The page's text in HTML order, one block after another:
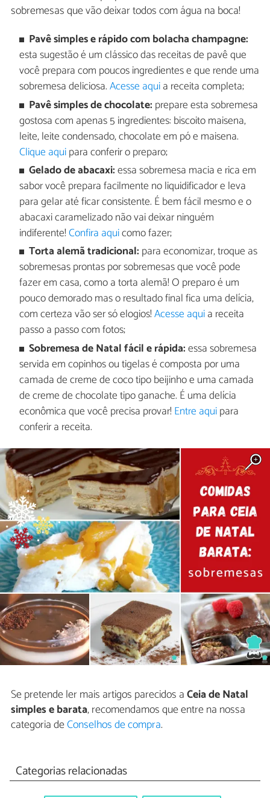
sobremesas que vão deixar todos com água na boca!
Pavê simples e rápido com bolacha champagne:
esta sugestão é um clássico das receitas de pavê que
você prepara com poucos ingredientes e que rende uma
sobremesa deliciosa.Acesse aquia receita completa;
Pavê simples de chocolate: prepare esta sobremesa
gostosa com apenas 5 ingredientes: biscoito maisena,
leite, leite condensado, chocolate em pó e maisena.
Clique aquipara conferir o preparo;
Gelado de abacaxi:essa sobremesa macia e rica em
sabor você prepara facilmente no liquidificador e leva
para gelar até ficar consistente. É bem fácil mesmo e o
abacaxi caramelizado não vai deixar ninguém
indiferente!Confira aquicomo fazer;
Torta alemã tradicional: para economizar, troque as
sobremesas prontas por sobremesas que você pode
fazer em casa, como a torta alemã! O preparo é um
pouco demorado mas o resultado final fica uma delícia,
com certeza vão ser só elogios!Acesse aquia receita
passo a passo com fotos;
Sobremesa de Natal fácil e rápida:essa sobremesa
servida em copinhos ou tigelas é composta por uma
camada de creme de coco tipo beijinho e uma camada
de creme de chocolate tipo ganache. É uma delícia
econômica que você precisa provar! Entre aquipara
conferir a receita.
Se pretende ler mais artigos parecidos aCeia de Natal
simples e barata, recomendamos que entre na nossa
categoria deConselhos de compra.
Categorias relacionadas